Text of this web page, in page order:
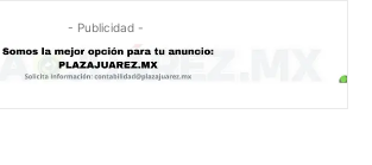
- Publicidad -